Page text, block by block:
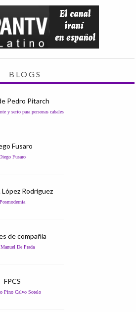
BLOGS
Pedro Pitarch
y serio para personas cabales
Fusaro
Fusaro
López Rodríguez
Posmodernia
de compañía
De Prada
FPCS
Pino Calvo Sotelo